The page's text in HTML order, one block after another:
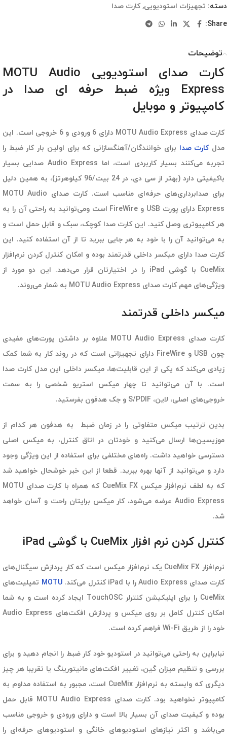
دسته: تجهیزات استودیویی, کارت صدا
Share:
توضیحات
کارت صدای استودیویی MOTU Audio
Express ویژه ضبط حرفه ای صدا در
کامپیوتر و موبایل
کارت صدای MOTU Audio Express دارای 6 ورودی و 6 خروجی است. این
مدلکارت صدا برای خوانندگان/آهنگسازانی که برای اولین بار کار ضبط را
تجربه می‌کنند بسیار کاربردی است، اما Audio Express صدایی بسیار
باکیفیتی دارد (بهتر از سی دی، در 24 بیت/96 کیلوهرتز)، به همین دلیل
برای صدابرداری‌های حرفه‌ای مناسب است. کارت صدای MOTU Audio
Express دارای پورت USB و FireWire است ومی‌توانید به راحتی آن را به
هر کامپیوتری وصل کنید. این کارت صدا کوچک، سبک و قابل حمل است و
به می‌توانید آن را با خود به هر جایی ببرید تا از آن استفاده کنید. این
کارت صدا دارای میکسر داخلی قدرتمند بوده و امکان کنترل کردن نرم‌افزار
CueMix با گوشی iPad را در اختیارتان قرار می‌دهد. این دو مورد از
ویژگی‌های مهم کارت صدای MOTU Audio Express به شمار می‌روند.
میکسر داخلی قدرتمند
کارت صدای MOTU Audio Express علاوه بر داشتن پورت‌های مفیدی
چون USB و FireWire دارای تجهیزاتی است که در روند کار به شما کمک
زیادی می‌کند که یکی از این قابلیت‌ها، میکسر داخلی این مدل کارت صدا
است. با آن می‌توانید تا چهار میکس استریو شخصی را به سمت
خروجی‌های اصلی، لاین، S/PDIF و جک هدفون بفرستید.
بدین ترتیب میکس متفاوتی را در زمان ضبط به هدفون هر کدام از
موزیسین‌ها ارسال می‌کنید و خودتان در اتاق کنترل، به میکس اصلی
دسترسی خواهید داشت. راه‌های مختلفی برای استفاده از این ویژگی وجود
دارد و می‌توانید از آنها بهره ببرید. قطعا از این خبر خوشحال خواهید شد
که به لطف نرم‌افزار میکس CueMix FX که همراه با کارت صدای MOTU
Audio Express عرضه می‌شود، کار میکس برایتان راحت و آسان خواهد
شد.
کنترل کردن نرم افزار CueMix با گوشی iPad
نرم‌افزار CueMix FX یک نرم‌افزار میکس است که کار پردازش سیگنال‌های
کارت صدای Audio Express را با iPad کنترل می‌کند.
MOTU تمپلیت‌های
CueMix را برای اپلیکیشن کنترلر TouchOSC ایجاد کرده است و به شما
امکان کنترل کامل بر روی میکس و پردازش افکت‌های Audio Express
خود را از طریق Wi-Fi فراهم کرده است.
نبابراین به راحتی می‌توانید در استودیو خود کار ضبط را انجام دهید و برای
بررسی و تنظیم میزان گین، تغییر افکت‌های مانیتورینگ یا تقریبا هر چیز
دیگری که وابسته به نرم‌افزار CueMix است، مجبور به استفاده مداوم به
کامپیوتر نخواهید بود. کارت صدای MOTU Audio Express قابل حمل
بوده و کیفیت صدای آن بسیار بالا است و دارای ورودی و خروجی مناسب
می‌باشد و اکثر نیازهای استودیوهای خانگی و استودیوهای حرفه‌ای را